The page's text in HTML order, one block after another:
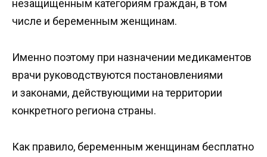
незащищенным категориям граждан, в том
числе и беременным женщинам.
Именно поэтому при назначении медикаментов
врачи руководствуются постановлениями
и законами, действующими на территории
конкретного региона страны.
Как правило, беременным женщинам бесплатно